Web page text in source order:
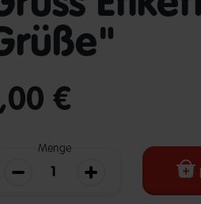
out of 5 Customer Rating
€
Menge
Die Menge verringernDie Menge erhöhen